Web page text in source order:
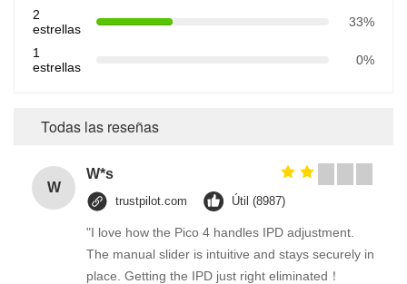
2
estrellas
33%
1
estrellas
0%
Todas las reseñas
W
W*s
trustpilot.com Útil (8987)
"I love how the Pico 4 handles IPD adjustment.
The manual slider is intuitive and stays securely in
place. Getting the IPD just right eliminated！